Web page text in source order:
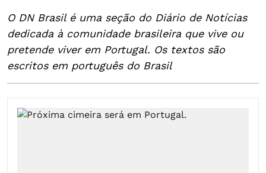
O DN Brasil é uma seção do Diário de Notícias
dedicada à comunidade brasileira que vive ou
pretende viver em Portugal. Os textos são
escritos em português do Brasil